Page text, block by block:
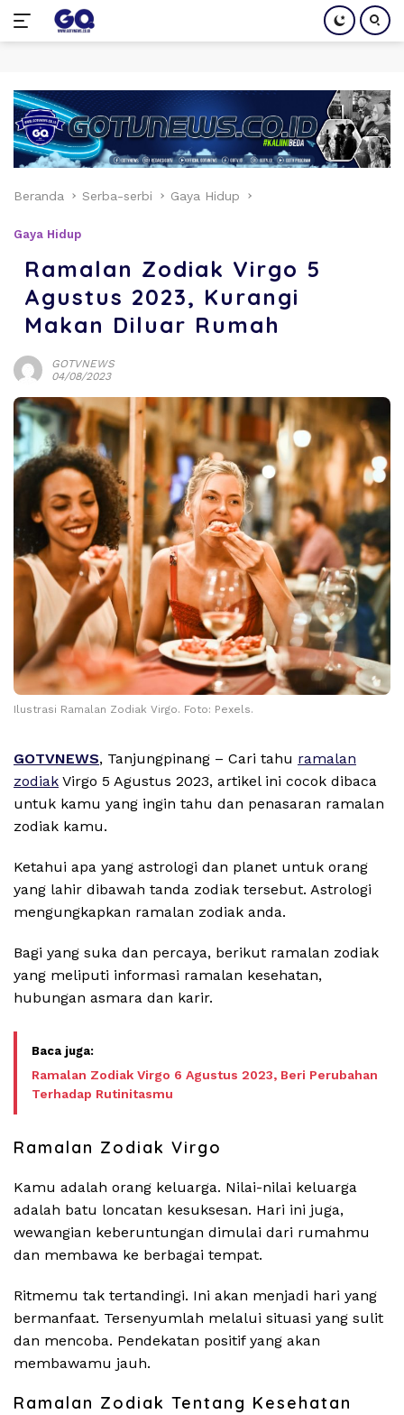
konten
Beranda Serba-serbi Gaya Hidup
Gaya Hidup
Ramalan Zodiak Virgo 5
Agustus 2023, Kurangi
Makan Diluar Rumah
GOTVNEWS
04/08/2023
Ilustrasi Ramalan Zodiak Virgo. Foto: Pexels.
GOTVNEWS, Tanjungpinang – Cari tahu ramalan
zodiak Virgo 5 Agustus 2023, artikel ini cocok dibaca
untuk kamu yang ingin tahu dan penasaran ramalan
zodiak kamu.
Ketahui apa yang astrologi dan planet untuk orang
yang lahir dibawah tanda zodiak tersebut. Astrologi
mengungkapkan ramalan zodiak anda.
Bagi yang suka dan percaya, berikut ramalan zodiak
yang meliputi informasi ramalan kesehatan,
hubungan asmara dan karir.
Ramalan Zodiak Virgo 6 Agustus 2023, Beri Perubahan
Terhadap Rutinitasmu
Ramalan Zodiak Virgo
Kamu adalah orang keluarga. Nilai-nilai keluarga
adalah batu loncatan kesuksesan. Hari ini juga,
wewangian keberuntungan dimulai dari rumahmu
dan membawa ke berbagai tempat.
Ritmemu tak tertandingi. Ini akan menjadi hari yang
bermanfaat. Tersenyumlah melalui situasi yang sulit
dan mencoba. Pendekatan positif yang akan
membawamu jauh.
Ramalan Zodiak Tentang Kesehatan